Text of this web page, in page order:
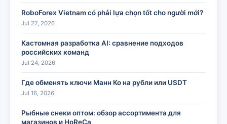
RoboForex Vietnam có phải lựa chọn tốt cho người mới?
Jul 27, 2026
Кастомная разработка AI: сравнение подходов
российских команд
Jul 24, 2026
Где обменять ключи Манн Ко на рубли или USDT
Jul 16, 2026
Рыбные снеки оптом: обзор ассортимента для
магазинов и HoReCa